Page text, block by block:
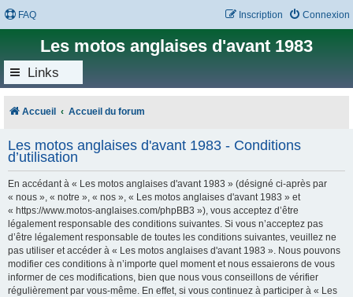
FAQ Connexion
Inscription
Les motos anglaises d'avant 1983
Links
Accueil Accueil du forum
Les motos anglaises d'avant 1983 - Conditions
d’utilisation
En accédant à « Les motos anglaises d'avant 1983 » (désigné ci-après par
« nous », « notre », « nos », « Les motos anglaises d'avant 1983 » et
« https://www.motos-anglaises.com/phpBB3 »), vous acceptez d’être
légalement responsable des conditions suivantes. Si vous n’acceptez pas
d’être légalement responsable de toutes les conditions suivantes, veuillez ne
pas utiliser et accéder à « Les motos anglaises d'avant 1983 ». Nous pouvons
modifier ces conditions à n’importe quel moment et nous essaierons de vous
informer de ces modifications, bien que nous vous conseillons de vérifier
régulièrement par vous-même. En effet, si vous continuez à participer à « Les